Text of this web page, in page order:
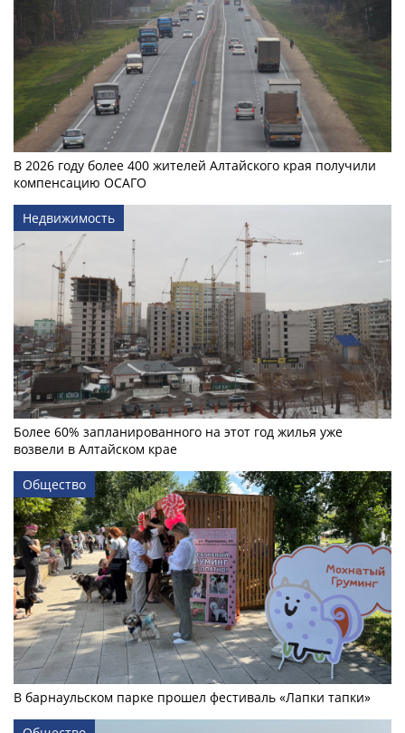
В 2026 году более 400 жителей Алтайского края получили
компенсацию ОСАГО
Недвижимость
Более 60% запланированного на этот год жилья уже
возвели в Алтайском крае
Общество
В барнаульском парке прошел фестиваль «Лапки тапки»